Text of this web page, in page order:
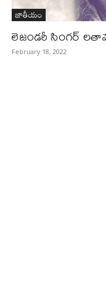
జాతీయం
లెజండరీ సింగర్‌
February 18, 2022